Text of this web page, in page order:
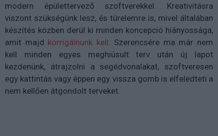
modern épülettervező szoftverekkel. Kreativitásra
viszont szükségünk lesz, és türelemre is, mivel általában
készítés közben derül ki minden koncepció hiányossága,
amit majd korrigálnunk kell . Szerencsére ma már nem
kell minden egyes meghiúsult terv után új lapot
kezdenünk, átrajzolni a segédvonalakat, szoftveresen
egy kattintás vagy éppen egy vissza gomb is elfeledteti a
nem kellően átgondolt terveket.